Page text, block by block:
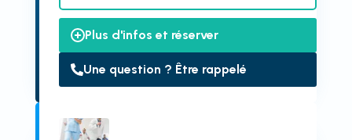
Plus d'infos et réserver
Une question ? Être rappelé